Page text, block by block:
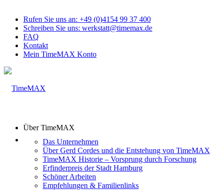
Rufen Sie uns an: +49 (0)4154 99 37 400
Schreiben Sie uns: werkstatt@timemax.de
FAQ
Kontakt
Mein TimeMAX Konto
Über TimeMAX
Das Unternehmen
Über Gerd Cordes und die Entstehung von TimeMAX
TimeMAX Historie – Vorsprung durch Forschung
Erfinderpreis der Stadt Hamburg
Schöner Arbeiten
Empfehlungen & Familienlinks